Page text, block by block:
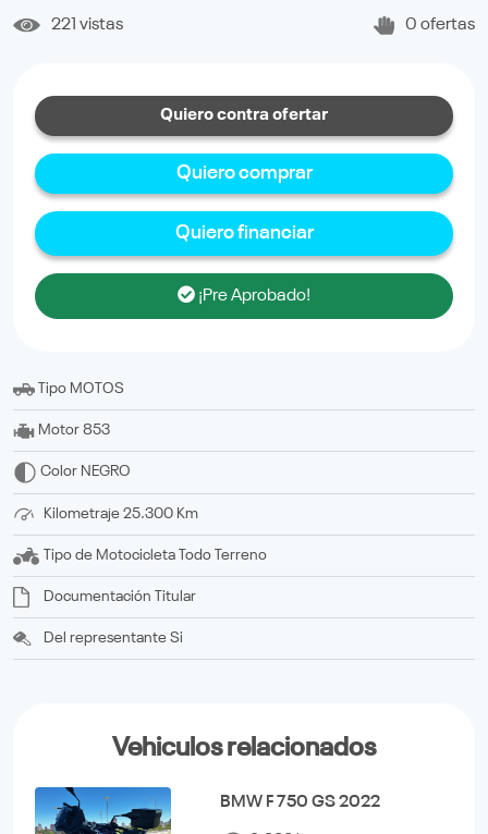
221 vistas 0 ofertas
Quiero contra ofertar
Quiero comprar
Quiero financiar
¡Pre Aprobado!
Tipo MOTOS
Motor 853
Color NEGRO
Kilometraje 25.300 Km
Tipo de Motocicleta Todo Terreno
Documentación titular
Del representante Si
Vehiculos relacionados
BMW F 750 GS 2022